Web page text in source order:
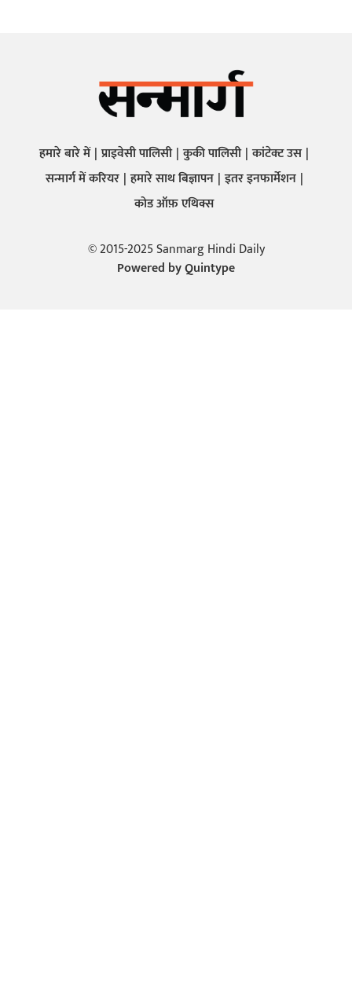
हमारे बारे में प्राइवेसी पालिसी कुकी पालिसी कांटेक्ट उस
सन्मार्ग में करियर हमारे साथ बिज्ञापन इतर इनफार्मेशन
कोड ऑफ़ एथिक्स
© 2015-2025 Sanmarg Hindi Daily
Powered byQuintype